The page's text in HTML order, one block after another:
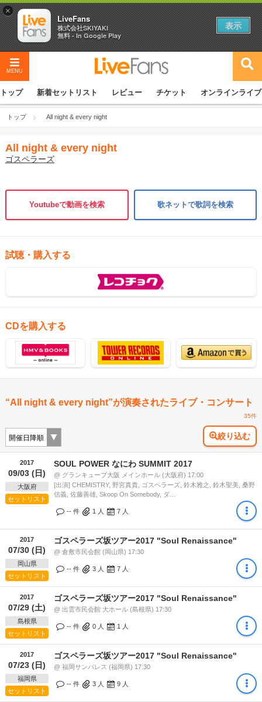
MENU
トップ 新着セットリスト レビュー チケット オンラインライブ
トップ All night & every night
All night & every night
ゴスペラーズ
Youtubeで動画を検索 歌ネットで歌詞を検索
試聴・購入する
CDを購入する
“All night & every night”が演奏されたライブ・コンサート
35件
絞り込む
2017
09/03 (日)
大阪府
セットリスト
SOUL POWER なにわ SUMMIT 2017
@ グランキューブ大阪 メインホール (大阪府) 17:00
[出演] CHEMISTRY, 野宮真貴, ゴスペラーズ, 鈴木雅之, 鈴木聖美, 桑野
信義, 佐藤善雄, Skoop On Somebody, ダ…
-- 件 1 人 7 人
2017
07/30 (日)
岡山県
セットリスト
ゴスペラーズ坂ツアー2017 "Soul Renaissance"
@ 倉敷市民会館 (岡山県) 17:30
-- 件 3 人 7 人
2017
07/29 (土)
島根県
セットリスト
ゴスペラーズ坂ツアー2017 "Soul Renaissance"
@ 出雲市民会館 大ホール (島根県) 17:30
-- 件 0 人 1 人
2017
07/23 (日)
福岡県
セットリスト
ゴスペラーズ坂ツアー2017 "Soul Renaissance"
@ 福岡サンパレス (福岡県) 17:30
-- 件 3 人 9 人
×
LiveFans
株式会社SKIYAKI
無料 - In Google Play
表示